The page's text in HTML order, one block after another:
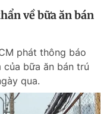
về bữa ăn bán
phát thông báo
của bữa ăn bán trú
qua.